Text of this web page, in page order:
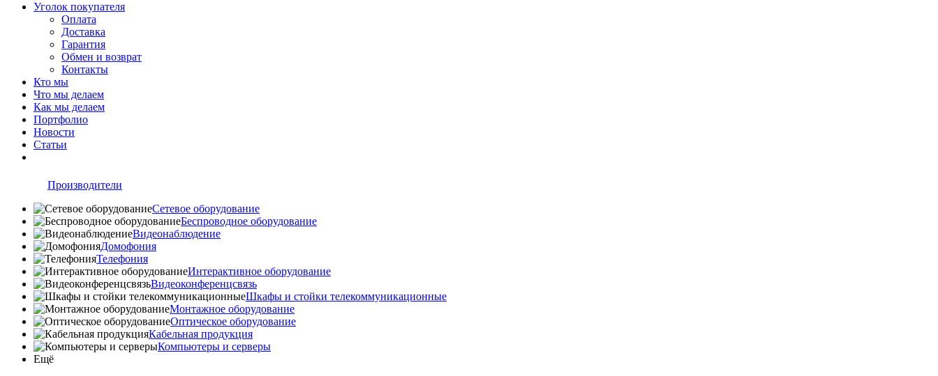
Уголок покупателя
Оплата
Доставка
Гарантия
Обмен и возврат
Контакты
Кто мы
Что мы делаем
Как мы делаем
Портфолио
Новости
Статьи
Производители
Сетевое оборудование
Беспроводное оборудование
Видеонаблюдение
Домофония
Телефония
Интерактивное оборудование
Видеоконференцсвязь
Шкафы и стойки телекоммуникационные
Монтажное оборудование
Оптическое оборудование
Кабельная продукция
Компьютеры и серверы
Ещё